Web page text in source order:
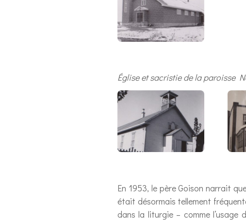
Église et sacristie de la paroisse
En 1953, le père Goison narrait
était désormais tellement
dans la liturgie – comme